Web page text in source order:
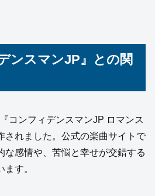
ンスマンJP』との関
コンフィデンスマンJP ロマンス
されました。公式の楽曲サイトで
な感情や、苦悩と幸せが交錯する
す。